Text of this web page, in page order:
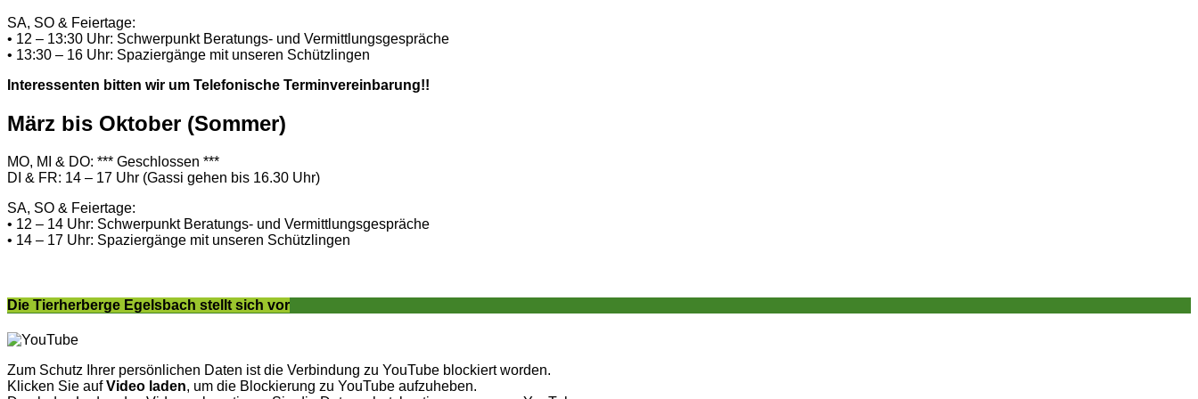
SA, SO & Feiertage:
• 12 – 13:30 Uhr: Schwerpunkt Beratungs- und Vermittlungsgespräche
• 13:30 – 16 Uhr: Spaziergänge mit unseren Schützlingen
Interessenten bitten wir um Telefonische Terminvereinbarung!!
März bis Oktober (Sommer)
MO, MI & DO: *** Geschlossen ***
DI & FR: 14 – 17 Uhr (Gassi gehen bis 16.30 Uhr)
SA, SO & Feiertage:
• 12 – 14 Uhr: Schwerpunkt Beratungs- und Vermittlungsgespräche
• 14 – 17 Uhr: Spaziergänge mit unseren Schützlingen
Die Tierherberge Egelsbach stellt sich vor
Zum Schutz Ihrer persönlichen Daten ist die Verbindung zu YouTube blockiert worden.
Klicken Sie aufVideo laden, um die Blockierung zu YouTube aufzuheben.